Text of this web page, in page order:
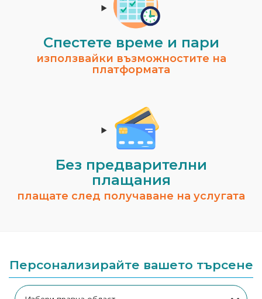
Спестeте време и пари
използвайки възможностите на
платформата
Без предварителни
плащания
плащате след получаване на услугата
Персонализирайте вашето търсене